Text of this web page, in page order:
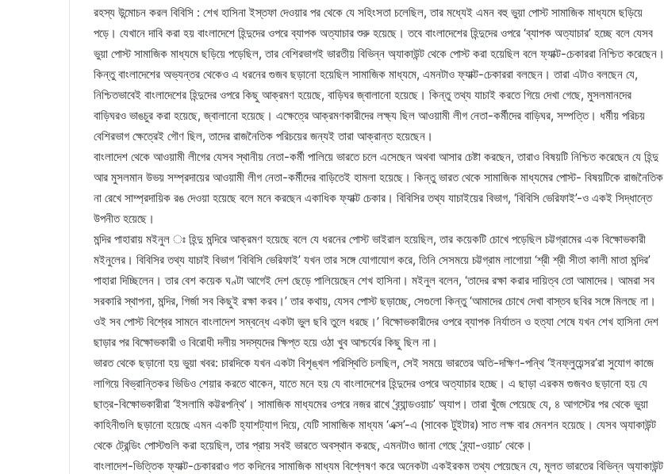
রহস্য উন্মোচন করল বিবিসি : শেখ হাসিনা ইস্তফা দেওয়ার পর থেকে যে সহিংসতা চলেছিল, তার মধ্যেই এমন বহু ভুয়া পোস্ট সামাজিক মাধ্যমে ছড়িয়ে
পড়ে। যেখানে দাবি করা হয় বাংলাদেশে হিন্দুদের ওপরে ব্যাপক অত্যাচার শুরু হয়েছে। তবে বাংলাদেশের হিন্দুদের ওপরে ‘ব্যাপক অত্যাচার’ হচ্ছে বলে যেসব
ভুয়া পোস্ট সামাজিক মাধ্যমে ছড়িয়ে পড়েছিল, তার বেশিরভাগই ভারতীয় বিভিন্ন অ্যাকাউন্ট থেকে পোস্ট করা হয়েছিল বলে ফ্যাক্ট-চেকাররা নিশ্চিত করেছেন।
কিন্তু বাংলাদেশের অভ্যন্তর থেকেও এ ধরনের গুজব ছড়ানো হয়েছিল সামাজিক মাধ্যমে, এমনটাও ফ্যাক্ট-চেকাররা বলছেন। তারা এটাও বলছেন যে,
নিশ্চিতভাবেই বাংলাদেশের হিন্দুদের ওপরে কিছু আক্রমণ হয়েছে, বাড়িঘর জ্বালানো হয়েছে। কিন্তু তথ্য যাচাই করতে গিয়ে দেখা গেছে, মুসলমানদের
বাড়িঘরও ভাঙচুর করা হয়েছে, জ্বালানো হয়েছে। এক্ষেত্রে আক্রমণকারীদের লক্ষ্য ছিল আওয়ামী লীগ নেতা-কর্মীদের বাড়িঘর, সম্পত্তি। ধর্মীয় পরিচয়
বেশিরভাগ ক্ষেত্রেই গৌণ ছিল, তাদের রাজনৈতিক পরিচয়ের জন্যই তারা আক্রান্ত হয়েছেন।
বাংলাদেশ থেকে আওয়ামী লীগের যেসব স্থানীয় নেতা-কর্মী পালিয়ে ভারতে চলে এসেছেন অথবা আসার চেষ্টা করছেন, তারাও বিষয়টি নিশ্চিত করেছেন যে হিন্দু
আর মুসলমান উভয় সম্প্রদায়ের আওয়ামী লীগ নেতা-কর্মীদের বাড়িতেই হামলা হয়েছে। কিন্তু ভারত থেকে সামাজিক মাধ্যমের পোস্ট- বিষয়টিকে রাজনৈতিক
না রেখে সাম্প্রদায়িক রঙ দেওয়া হয়েছে বলে মনে করছেন একাধিক ফ্যাক্ট চেকার। বিবিসির তথ্য যাচাইয়ের বিভাগ, ‘বিবিসি ভেরিফাই’-ও একই সিদ্ধান্তে
উপনীত হয়েছে।
মন্দির পাহারায় মইনুল ঃ হিন্দু মন্দিরে আক্রমণ হয়েছে বলে যে ধরনের পোস্ট ভাইরাল হয়েছিল, তার কয়েকটি চোখে পড়েছিল চট্টগ্রামের এক বিক্ষোভকারী
মইনুলের। বিবিসির তথ্য যাচাই বিভাগ ‘বিবিসি ভেরিফাই’ যখন তার সঙ্গে যোগাযোগ করে, তিনি সেসময়ে চট্টগ্রাম লাগোয়া ‘শ্রী শ্রী সীতা কালী মাতা মন্দির’
পাহারা দিচ্ছিলেন। তার বেশ কয়েক ঘণ্টা আগেই দেশ ছেড়ে পালিয়েছেন শেখ হাসিনা। মইনুল বলেন, ‘তাদের রক্ষা করার দায়িত্ব তো আমাদের। আমরা সব
সরকারি স্থাপনা, মন্দির, গির্জা সব কিছুই রক্ষা করব।’ তার কথায়, যেসব পোস্ট ছড়াচ্ছে, সেগুলো কিন্তু ‘আমাদের চোখে দেখা বাস্তব ছবির সঙ্গে মিলছে না।
ওই সব পোস্ট বিশ্বের সামনে বাংলাদেশ সম্বন্ধে একটা ভুল ছবি তুলে ধরছে।’ বিক্ষোভকারীদের ওপরে ব্যাপক নির্যাতন ও হত্যা শেষে যখন শেখ হাসিনা দেশ
ছাড়ার পর বিক্ষোভকারী ও বিরোধী দলীয় সদস্যদের ক্ষিপ্ত হয়ে ওঠা খুব আশ্চর্যের কিছু ছিল না।
ভারত থেকে ছড়ানো হয় ভুয়া খবর: চারদিকে যখন একটা বিশৃঙ্খল পরিস্থিতি চলছিল, সেই সময়ে ভারতের অতি-দক্ষিণ-পন্থি ‘ইনফ্লুয়েন্সর’রা সুযোগ কাজে
লাগিয়ে বিভ্রান্তিকর ভিডিও শেয়ার করতে থাকেন, যাতে মনে হয় যে বাংলাদেশের হিন্দুদের ওপরে অত্যাচার হচ্ছে। এ ছাড়া এরকম গুজবও ছড়ানো হয় যে
ছাত্র-বিক্ষোভকারীরা ‘ইসলামি কট্টরপন্থি’। সামাজিক মাধ্যমের ওপরে নজর রাখে ‘ব্র্যান্ডওয়াচ’ অ্যাপ। তারা খুঁজে পেয়েছে যে, ৪ আগস্টের পর থেকে ভুয়া
কাহিনীগুলি ছড়ানো হয়েছে এমন একটি হ্যাশট্যাগ দিয়ে, যেটি সামাজিক মাধ্যম ‘এক্স’-এ (সাবেক টুইটার) সাত লক্ষ বার মেনশন হয়েছে। যেসব অ্যাকাউন্ট
থেকে ট্রেন্ডিং পোস্টগুলি করা হয়েছিল, তার প্রায় সবই ভারতে অবস্থান করছে, এমনটাও জানা গেছে ‘ব্র্যা-ওয়াচ’ থেকে।
বাংলাদেশ-ভিত্তিক ফ্যাক্ট-চেকাররাও গত কদিনের সামাজিক মাধ্যম বিশ্লেষণ করে অনেকটা একইরকম তথ্য পেয়েছেন যে, মূলত ভারতের বিভিন্ন অ্যাকাউন্ট